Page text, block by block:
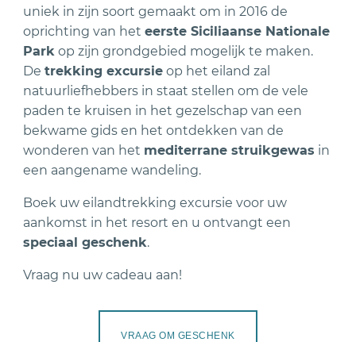
uniek in zijn soort gemaakt om in 2016 de
oprichting van heteerste Siciliaanse Nationale
Park op zijn grondgebied mogelijk te maken.
Detrekking excursie op het eiland zal
natuurliefhebbers in staat stellen om de vele
paden te kruisen in het gezelschap van een
bekwame gids en het ontdekken van de
wonderen van het mediterrane struikgewas in
een aangename wandeling.
Boek uw eilandtrekking excursie voor uw
aankomst in het resort en u ontvangt een
speciaal geschenk.
Vraag nu uw cadeau aan!
VRAAG OM GESCHENK